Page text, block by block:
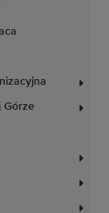
Górze